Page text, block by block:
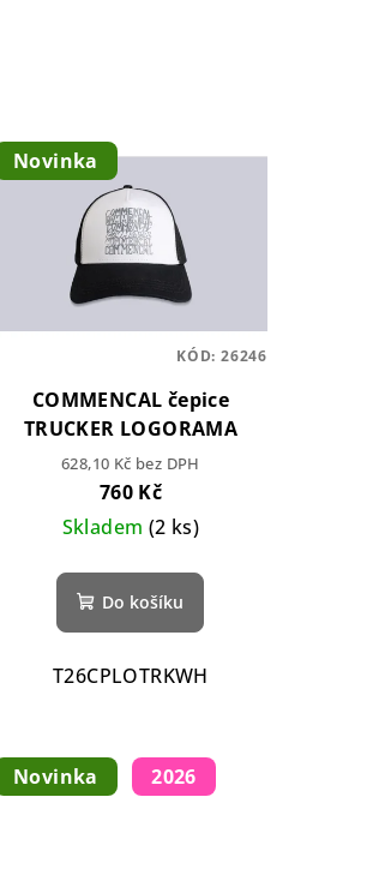
Novinka
COMMENCAL čepice
TRUCKER LOGORAMA
628,10 Kč bez DPH
760 Kč
Skladem (2 ks)
Do košíku
T26CPLOTRKWH
KÓD: 26246
Novinka 2026